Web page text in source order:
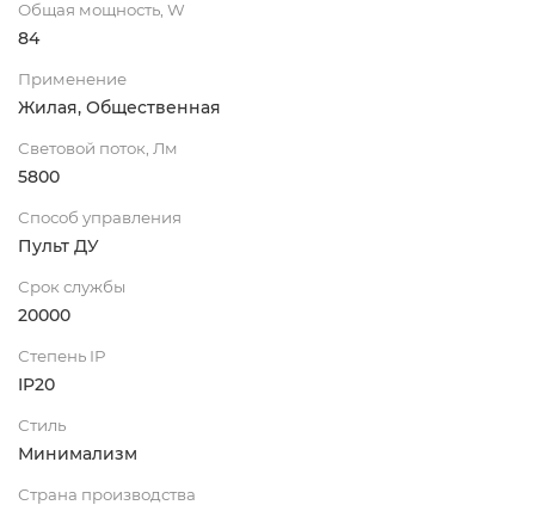
Общая мощность, W
84
Применение
Жилая, Общественная
Световой поток, Лм
5800
Способ управления
Пульт ДУ
Срок службы
20000
Степень IP
IP20
Стиль
Минимализм
Страна производства